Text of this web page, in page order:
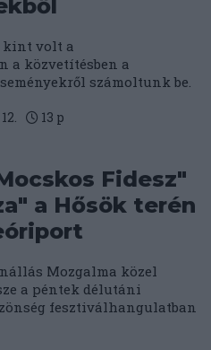
kint volt a
a közvetítésben a
számoltunk be.
13 p
Fidesz"
a Hősök terén
Mozgalma közel
a péntek délutáni
fesztiválhangulatban